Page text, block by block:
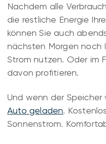
Nachdem alle
die restliche Energie
können Sie auch
nächsten Morgen noch
Strom nutzen. Oder im
davon profitieren.
Und wenn der Speicher
Auto geladen.
Sonnenstrom.